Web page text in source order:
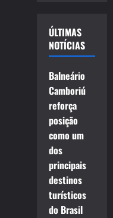
ÚLTIMAS
NOTÍCIAS
Balneário
Camboriú
reforça
posição
como um
dos
principais
destinos
turísticos
do Brasil